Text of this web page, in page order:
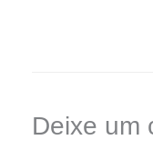
Deixe um